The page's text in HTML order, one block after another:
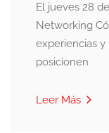
El jueves 28
Networking
experiencias
posicionen
Leer Más